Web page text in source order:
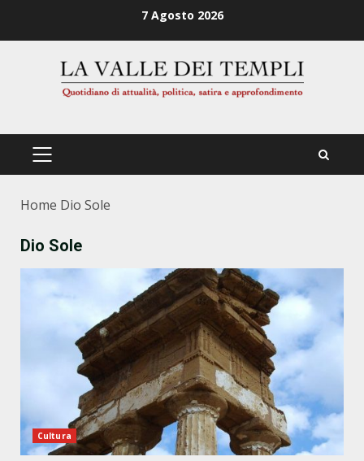
7 Agosto 2026
PRIMÄRES
Home Dio Sole
Dio Sole
Cultura